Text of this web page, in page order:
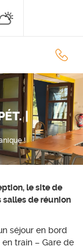
|
!
le site de
salles de réunion
séjour en bord
train – Gare de